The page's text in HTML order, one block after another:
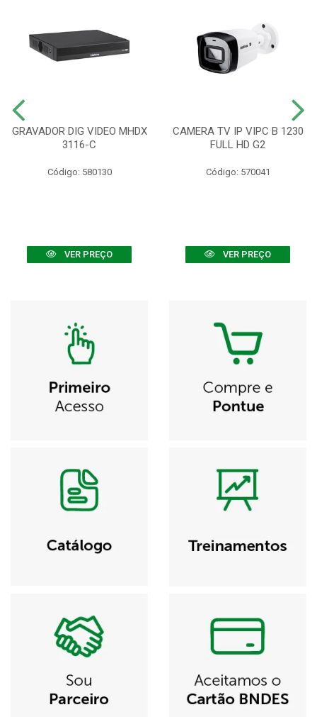
GRAVADOR DIG VIDEO MHDX
3116-C
Código: 580130
VER PREÇO
CAMERA TV IP VIPC B 1230
FULL HD G2
Código: 570041
VER PREÇO